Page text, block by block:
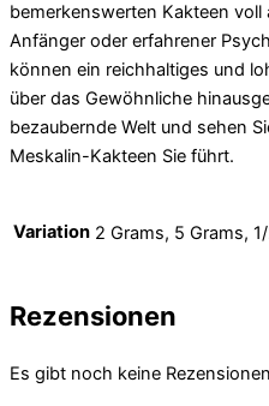
bemerkenswerten Kakteen
Anfänger oder erfahrener
können ein reichhaltiges und
über das Gewöhnliche
bezaubernde Welt und sehen
Meskalin-Kakteen Sie führt.
Variation 2 Grams, 5 Grams,
Rezensionen
Es gibt noch keine